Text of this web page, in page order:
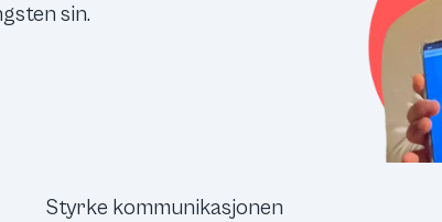
sin.
Styrke kommunikasjonen